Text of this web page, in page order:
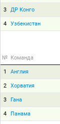
3 ДР Конго
4 Узбекистан
№ Команда
1 Англия
2 Хорватия
3 Гана
4 Панама